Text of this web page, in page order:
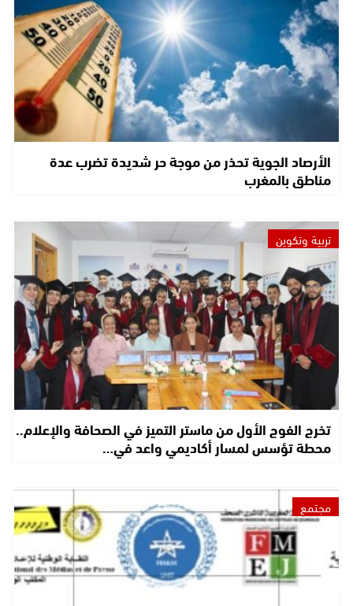
الأرصاد الجوية تحذر من موجة حر شديدة تضرب عدة
مناطق بالمغرب
تربية وتكوين
تخرج الفوج الأول من ماستر التميز في الصحافة والإعلام..
محطة تؤسس لمسار أكاديمي واعد في…
مجتمع